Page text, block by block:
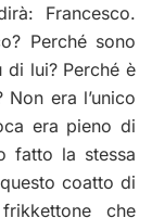
Francesco.
Perché sono
lui? Perché è
era l’unico
era pieno di
fatto la stessa
coatto di
che